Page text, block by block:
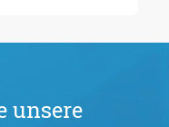
unsere